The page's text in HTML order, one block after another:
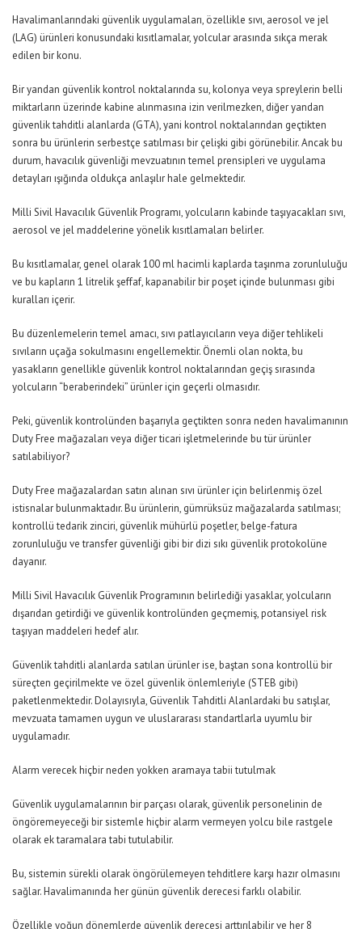
Havalimanlarındaki güvenlik uygulamaları, özellikle sıvı, aerosol ve jel
(LAG) ürünleri konusundaki kısıtlamalar, yolcular arasında sıkça merak
edilen bir konu.
Bir yandan güvenlik kontrol noktalarında su, kolonya veya spreylerin belli
miktarların üzerinde kabine alınmasına izin verilmezken, diğer yandan
güvenlik tahditli alanlarda (GTA), yani kontrol noktalarından geçtikten
sonra bu ürünlerin serbestçe satılması bir çelişki gibi görünebilir. Ancak bu
durum, havacılık güvenliği mevzuatının temel prensipleri ve uygulama
detayları ışığında oldukça anlaşılır hale gelmektedir.
Milli Sivil Havacılık Güvenlik Programı, yolcuların kabinde taşıyacakları sıvı,
aerosol ve jel maddelerine yönelik kısıtlamaları belirler.
Bu kısıtlamalar, genel olarak 100 ml hacimli kaplarda taşınma zorunluluğu
ve bu kapların 1 litrelik şeffaf, kapanabilir bir poşet içinde bulunması gibi
kuralları içerir.
Bu düzenlemelerin temel amacı, sıvı patlayıcıların veya diğer tehlikeli
sıvıların uçağa sokulmasını engellemektir. Önemli olan nokta, bu
yasakların genellikle güvenlik kontrol noktalarından geçiş sırasında
yolcuların “beraberindeki” ürünler için geçerli olmasıdır.
Peki, güvenlik kontrolünden başarıyla geçtikten sonra neden havalimanının
Duty Free mağazaları veya diğer ticari işletmelerinde bu tür ürünler
satılabiliyor?
Duty Free mağazalardan satın alınan sıvı ürünler için belirlenmiş özel
istisnalar bulunmaktadır. Bu ürünlerin, gümrüksüz mağazalarda satılması;
kontrollü tedarik zinciri, güvenlik mühürlü poşetler, belge-fatura
zorunluluğu ve transfer güvenliği gibi bir dizi sıkı güvenlik protokolüne
dayanır.
Milli Sivil Havacılık Güvenlik Programının belirlediği yasaklar, yolcuların
dışarıdan getirdiği ve güvenlik kontrolünden geçmemiş, potansiyel risk
taşıyan maddeleri hedef alır.
Güvenlik tahditli alanlarda satılan ürünler ise, baştan sona kontrollü bir
süreçten geçirilmekte ve özel güvenlik önlemleriyle (STEB gibi)
paketlenmektedir. Dolayısıyla, Güvenlik Tahditli Alanlardaki bu satışlar,
mevzuata tamamen uygun ve uluslararası standartlarla uyumlu bir
uygulamadır.
Alarm verecek hiçbir neden yokken aramaya tabii tutulmak
Güvenlik uygulamalarının bir parçası olarak, güvenlik personelinin de
öngöremeyeceği bir sistemle hiçbir alarm vermeyen yolcu bile rastgele
olarak ek taramalara tabi tutulabilir.
Bu, sistemin sürekli olarak öngörülemeyen tehditlere karşı hazır olmasını
sağlar. Havalimanında her günün güvenlik derecesi farklı olabilir.
Özellikle yoğun dönemlerde güvenlik derecesi arttırılabilir ve her 8